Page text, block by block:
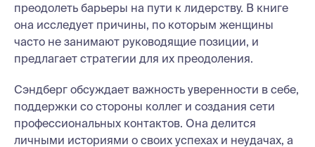
преодолеть барьеры на пути к лидерству. В книге
она исследует причины, по которым женщины
часто не занимают руководящие позиции, и
предлагает стратегии для их преодоления.
Сэндберг обсуждает важность уверенности в себе,
поддержки со стороны коллег и создания сети
профессиональных контактов. Она делится
личными историями о своих успехах и неудачах, а